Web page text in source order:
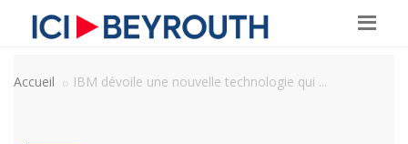
Accueil IBM dévoile une nouvelle technologie qui ...